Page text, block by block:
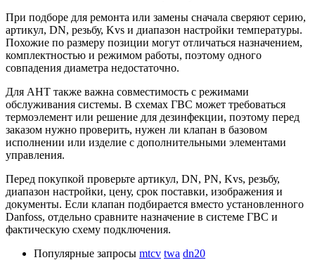
При подборе для ремонта или замены сначала сверяют серию,
артикул, DN, резьбу, Kvs и диапазон настройки температуры.
Похожие по размеру позиции могут отличаться назначением,
комплектностью и режимом работы, поэтому одного
совпадения диаметра недостаточно.
Для AHT также важна совместимость с режимами
обслуживания системы. В схемах ГВС может требоваться
термоэлемент или решение для дезинфекции, поэтому перед
заказом нужно проверить, нужен ли клапан в базовом
исполнении или изделие с дополнительными элементами
управления.
Перед покупкой проверьте артикул, DN, PN, Kvs, резьбу,
диапазон настройки, цену, срок поставки, изображения и
документы. Если клапан подбирается вместо установленного
Danfoss, отдельно сравните назначение в системе ГВС и
фактическую схему подключения.
Популярные запросы mtcv twa dn20